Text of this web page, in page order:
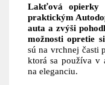
Lakťová opierky
praktickým
auta a zvýši
možnosti opretie
sú na vrchnej časti
ktorá sa používa v
na eleganciu.